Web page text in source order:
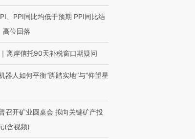
、PPI同比均低于预期 PPI同比结
高位回落
离岸信托90天补税窗口期疑问
器人如何平衡“脚踏实地”与“仰望星
召开矿业圆桌会 拟向关键矿产投
(含视频)